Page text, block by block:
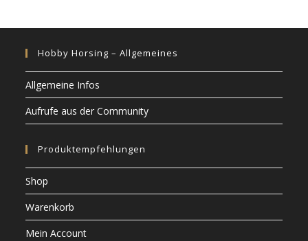
Hobby Horsing – Allgemeines
Allgemeine Infos
Aufrufe aus der Community
Produktempfehlungen
Shop
Warenkorb
Mein Account